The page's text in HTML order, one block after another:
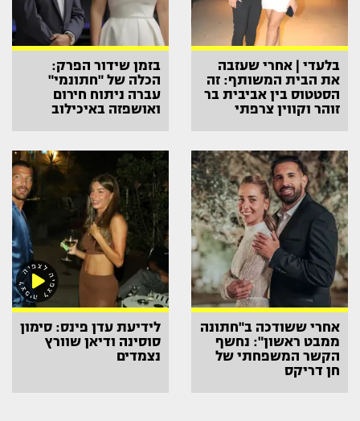
בלעדי | אחרי שעזבה
את הבית המשותף: זה
הסטטוס בין אביבית בר
זוהר וקווין צרפתי
בזמן שידור הפרק:
הכלה של "חתונמי"
עברה ניתוח חירום
ואושפזה באיכילוב
אחרי ששודכה ב"חתונה
ממבט ראשון": נחשף
הקשר המשפחתי של
חן דריקס
לידיעת עדן פינס: סימון
סוסינה ודיאן שוורץ
נצמדים